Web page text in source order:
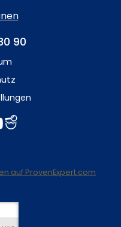
90
auf ProvenExpert.com